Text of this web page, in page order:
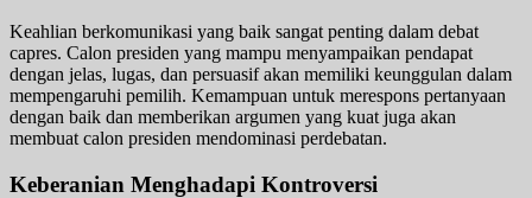
Keahlian berkomunikasi yang baik sangat penting dalam debat
capres. Calon presiden yang mampu menyampaikan pendapat
dengan jelas, lugas, dan persuasif akan memiliki keunggulan dalam
mempengaruhi pemilih. Kemampuan untuk merespons pertanyaan
dengan baik dan memberikan argumen yang kuat juga akan
membuat calon presiden mendominasi perdebatan.
Keberanian Menghadapi Kontroversi